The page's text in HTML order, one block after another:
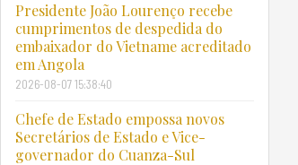
Presidente João Lourenço recebe
cumprimentos de despedida do
embaixador do Vietname acreditado
em Angola
2026-08-07 15:38:40
Chefe de Estado empossa novos
Secretários de Estado e Vice-
governador do Cuanza-Sul